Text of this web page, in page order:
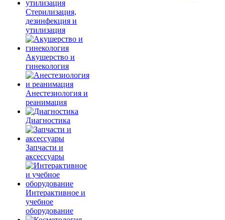
Стерилизация,
дезинфекция и
утилизация
Акушерство и
гинекология
Анестезиология и
реанимация
Диагностика
Запчасти и
аксессуары
Интерактивное и
учебное
оборудование